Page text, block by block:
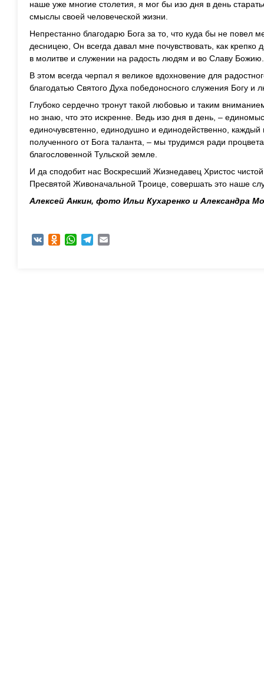
наше уже многие столетия, я мог бы изо дня в день
смыслы своей человеческой жизни.
Непрестанно благодарю Бога за то, что куда бы не повел
десницею, Он всегда давал мне почувствовать, как крепко
в молитве и служении на радость людям и во Славу Божию.
В этом всегда черпал я великое вдохновение для
благодатью Святого Духа победоносного служения Богу и
Глубоко сердечно тронут такой любовью и таким
но знаю, что это искренне. Ведь изо дня в день, –
единочувсвтенно, единодушно и единодейственно, каждый
полученного от Бога таланта, – мы трудимся ради
благословенной Тульской земле.
И да сподобит нас Воскресший Жизнедавец Христос
Пресвятой Живоначальной Троице, совершать это наше
Алексей Анкин, фото Ильи Кухаренко и Александра
VK Odnoklassniki
WhatsAppTelegram